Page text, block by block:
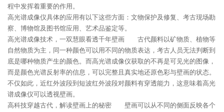
程中发挥着重要的作用。
高光谱成像仪具体的应用有以下这些方面：文物保护及修复、考古现场勘
察、博物馆及图书馆应用、艺术品鉴定等。
高光谱成像技术，一双慧眼看透千年壁画 古代颜料以矿物质、植物等
自然物质为主，同一种颜色可以用不同的物质表达，考古人员无法判断到
底是哪种物质产生的颜色。而高光谱成像仪获取的不再是可见光的图像，
而是颜色光谱反射率的信息，可以完整且真实地还原色彩与壁画的状态。
不仅如此，近红外波段到短波红外波段对颜料有穿透能力，这意味着高光
谱成像仪可以透视壁画。
高科技穿越古代，解读壁画上的秘密 壁画可以从不同的侧面反映各个